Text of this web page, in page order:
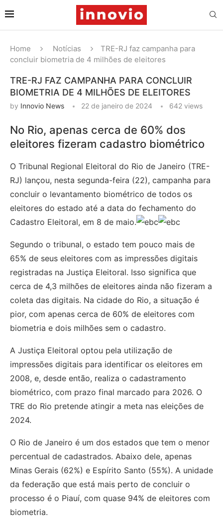
Home Notícias
TRE-RJ faz campanha para
concluir biometria de 4 milhões de eleitores
TRE-RJ FAZ CAMPANHA PARA CONCLUIR
BIOMETRIA DE 4 MILHÕES DE ELEITORES
by Innovio News 22 de janeiro de 2024 642 views
No Rio, apenas cerca de 60% dos
eleitores fizeram cadastro biométrico
O Tribunal Regional Eleitoral do Rio de Janeiro (TRE-
RJ) lançou, nesta segunda-feira (22), campanha para
concluir o levantamento biométrico de todos os
eleitores do estado até a data do fechamento do
Cadastro Eleitoral, em 8 de maio.
Segundo o tribunal, o estado tem pouco mais de
65% de seus eleitores com as impressões digitais
registradas na Justiça Eleitoral. Isso significa que
cerca de 4,3 milhões de eleitores ainda não fizeram a
coleta das digitais. Na cidade do Rio, a situação é
pior, com apenas cerca de 60% de eleitores com
biometria e dois milhões sem o cadastro.
A Justiça Eleitoral optou pela utilização de
impressões digitais para identificar os eleitores em
2008, e, desde então, realiza o cadastramento
biométrico, com prazo final marcado para 2026. O
TRE do Rio pretende atingir a meta nas eleições de
2024.
O Rio de Janeiro é um dos estados que tem o menor
percentual de cadastrados. Abaixo dele, apenas
Minas Gerais (62%) e Espírito Santo (55%). A unidade
da federação que está mais perto de concluir o
processo é o Piauí, com quase 94% de eleitores com
biometria.